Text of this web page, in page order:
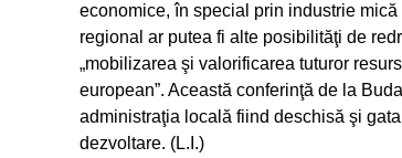
economice, în special prin industrie
regional ar putea fi alte posibilităţi de
„mobilizarea şi valorificarea tuturor
european”. Această conferinţă de la
administraţia locală fiind deschisă şi
dezvoltare. (L.I.)